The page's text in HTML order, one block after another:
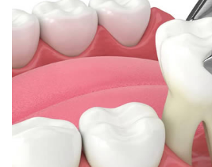
Extrações